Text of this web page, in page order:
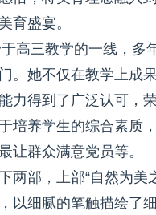
育盛宴。
高三教学的一线，
。她不仅在教学上成
力得到了广泛认可，
培养学生的综合素质
让群众满意党员等。
两部，上部“自然为
以细腻的笔触描绘了